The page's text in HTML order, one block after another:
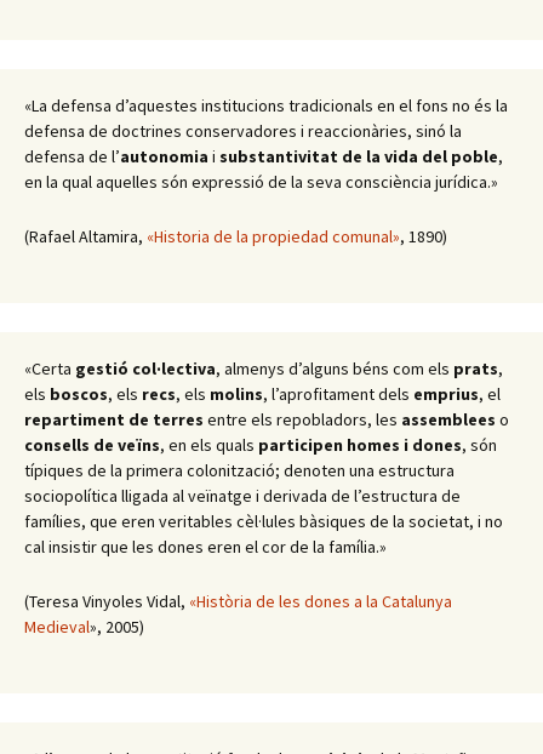
«La defensa d’aquestes institucions tradicionals en el fons no és la
defensa de doctrines conservadores i reaccionàries, sinó la
defensa de l’autonomia i substantivitat de la vida del poble,
en la qual aquelles són expressió de la seva consciència jurídica.»
(Rafael Altamira, «Historia de la propiedad comunal», 1890)
«Certa gestió col·lectiva, almenys d’alguns béns com els prats,
els boscos, els recs, els molins, l’aprofitament dels emprius, el
repartiment de terres entre els repobladors, les assemblees o
consells de veïns, en els quals participen homes i dones, són
típiques de la primera colonització; denoten una estructura
sociopolítica lligada al veïnatge i derivada de l’estructura de
famílies, que eren veritables cèl·lules bàsiques de la societat, i no
cal insistir que les dones eren el cor de la família.»
(Teresa Vinyoles Vidal, «Història de les dones a la Catalunya
Medieval», 2005)